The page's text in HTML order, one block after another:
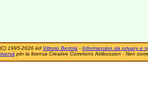
1995-2026 ëd Vittorio Bertola - Informassion sla privacy e
për la licensa Creative Commons Atribussion - Nen